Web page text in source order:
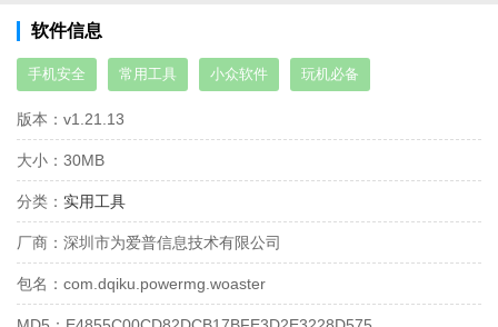
软件信息
手机安全 常用工具 小众软件 玩机必备
版本： v1.21.13
大小： 30MB
分类： 实用工具
厂商： 深圳市为爱普信息技术有限公司
包名： com.dqiku.powermg.woaster